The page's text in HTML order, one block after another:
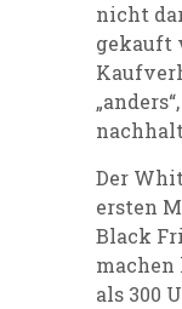
nicht
gekauft
Der
ersten
Black
als 300